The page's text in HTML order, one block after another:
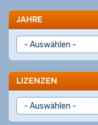
JAHRE
LIZENZEN